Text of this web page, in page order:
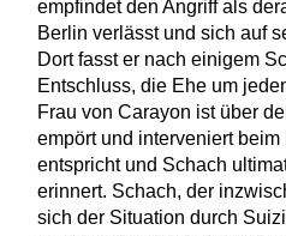
empfindet den Angriff als
Berlin verlässt und sich auf
Dort fasst er nach einigem
Entschluss, die Ehe um
Frau von Carayon ist über
empört und interveniert
entspricht und Schach
erinnert. Schach, der
sich der Situation durch